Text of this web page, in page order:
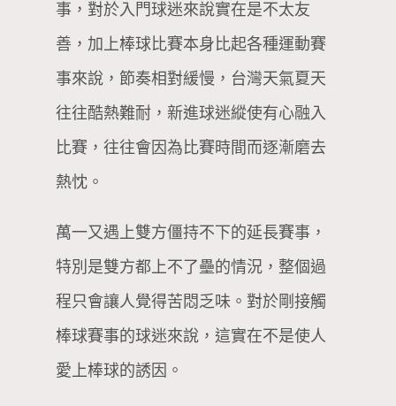
事，對於入門球迷來說實在是不太友
善，加上棒球比賽本身比起各種運動賽
事來說，節奏相對緩慢，台灣天氣夏天
往往酷熱難耐，新進球迷縱使有心融入
比賽，往往會因為比賽時間而逐漸磨去
熱忱。
萬一又遇上雙方僵持不下的延長賽事，
特別是雙方都上不了壘的情況，整個過
程只會讓人覺得苦悶乏味。對於剛接觸
棒球賽事的球迷來說，這實在不是使人
愛上棒球的誘因。